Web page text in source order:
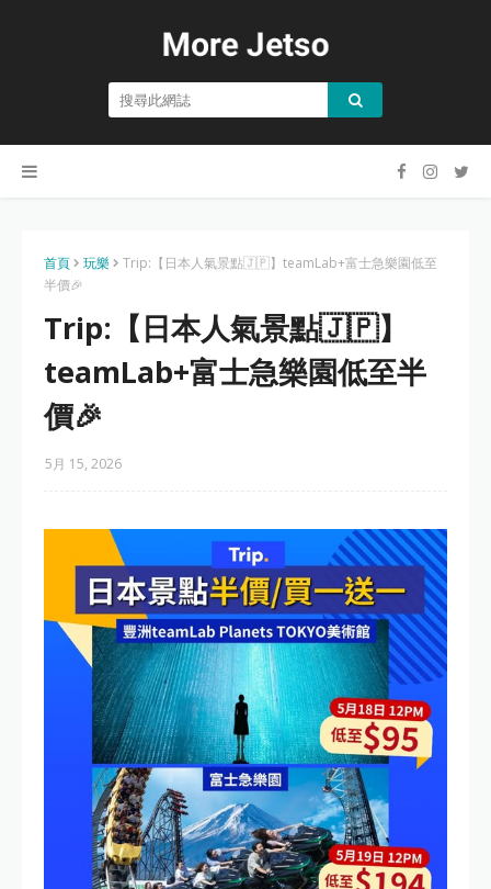
首頁 玩樂
Trip:【日本人氣景點🇯🇵】teamLab+富士急樂園低至
半價🎉
Trip:【日本人氣景點🇯🇵】
teamLab+富士急樂園低至半
價🎉
5月 15, 2026